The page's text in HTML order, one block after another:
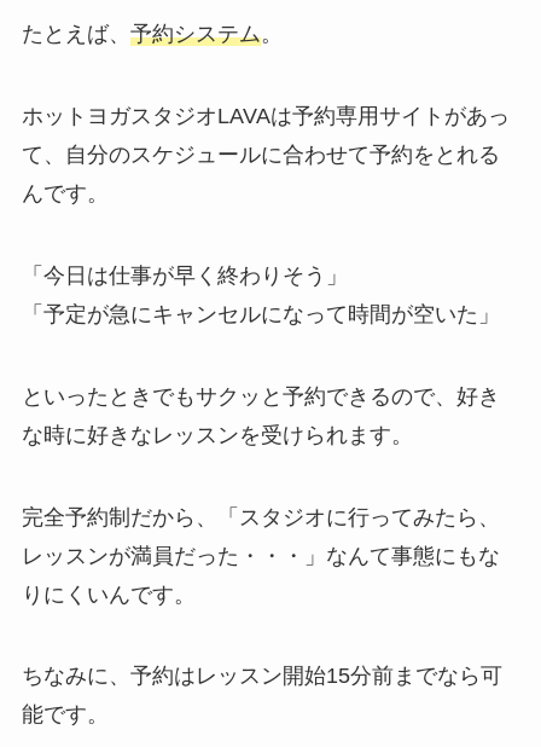
たとえば、 予約システム。
ホットヨガスタジオLAVAは予約専用サイトがあっ
て、自分のスケジュールに合わせて予約をとれる
んです。
「今日は仕事が早く終わりそう」
「予定が急にキャンセルになって時間が空いた」
といったときでもサクッと予約できるので、好き
な時に好きなレッスンを受けられます。
完全予約制だから、
「スタジオに行ってみたら、
レッスンが満員だった・・・」 なんて事態にもな
りにくいんです。
ちなみに、予約はレッスン開始15分前までなら可
能です。